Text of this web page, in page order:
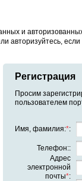
и
авторизуйтесь,
Регистрация
Просим
пользователем
Имя, фамилия:*:
Телефон::
Адрес
электронной
почты*: